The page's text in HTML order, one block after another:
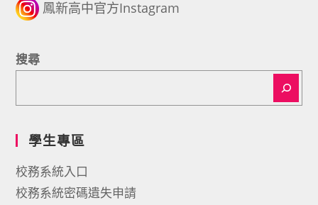
鳳新高中官方Instagram
搜尋
學生專區
校務系統入口
校務系統密碼遺失申請